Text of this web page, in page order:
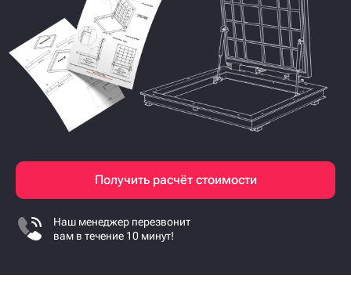
Получить расчёт стоимости
Наш менеджер перезвонит
вам в течение 10 минут!